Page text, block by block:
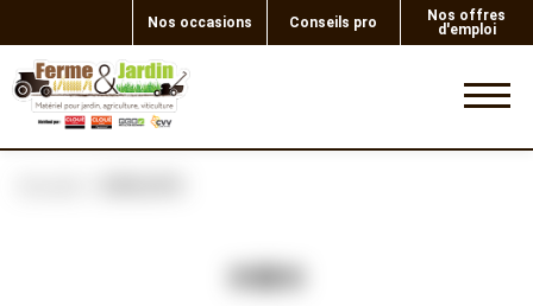
Nos occasions Conseils pro
Nos offres
d'emploi